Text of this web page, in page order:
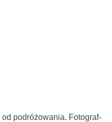
podróżowania. Fotograf-